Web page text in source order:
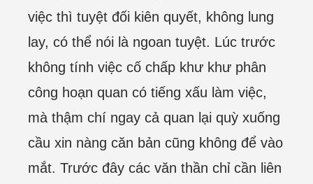
việc thì tuyệt đối kiên quyết, không lung
lay, có thể nói là ngoan tuyệt. Lúc trước
không tính việc cố chấp khư khư phân
công hoạn quan có tiếng xấu làm việc,
mà thậm chí ngay cả quan lại quỳ xuống
cầu xin nàng căn bản cũng không để vào
mắt. Trước đây các văn thần chỉ cần liên